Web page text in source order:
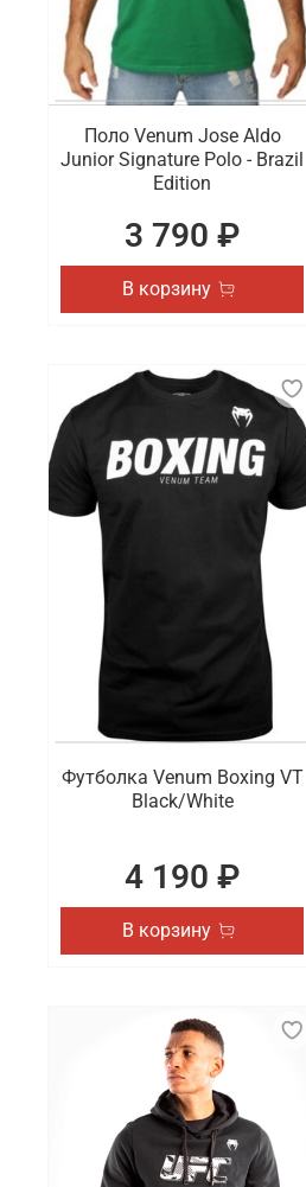
Поло Venum Jose Aldo
Junior Signature Polo - Brazil
Edition
3 790 ₽
В корзину
Футболка Venum Boxing VT
Black/White
4 190 ₽
В корзину